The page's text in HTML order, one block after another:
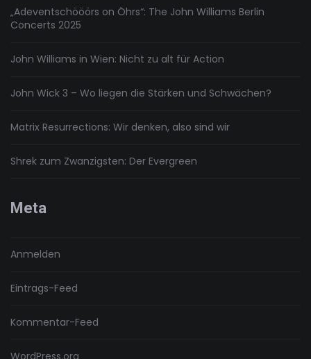
„Adeventschööörs on Öhrs“: The John Williams Berlin
Concerts 2025
John Williams in Wien: Nicht zu alt für Action
John Wick 3 – Wo liegen die Stärken und Schwächen?
Matrix Resurrections: Wir denken, also sind wir
Shrek zum Zwanzigsten: Der Evergreen
Meta
Anmelden
Eintrags-Feed
Kommentar-Feed
WordPress.org